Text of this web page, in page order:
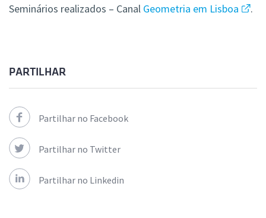
Seminários realizados – Canal Geometria em Lisboa .
PARTILHAR
Partilhar no Facebook
Partilhar no Twitter
Partilhar no Linkedin